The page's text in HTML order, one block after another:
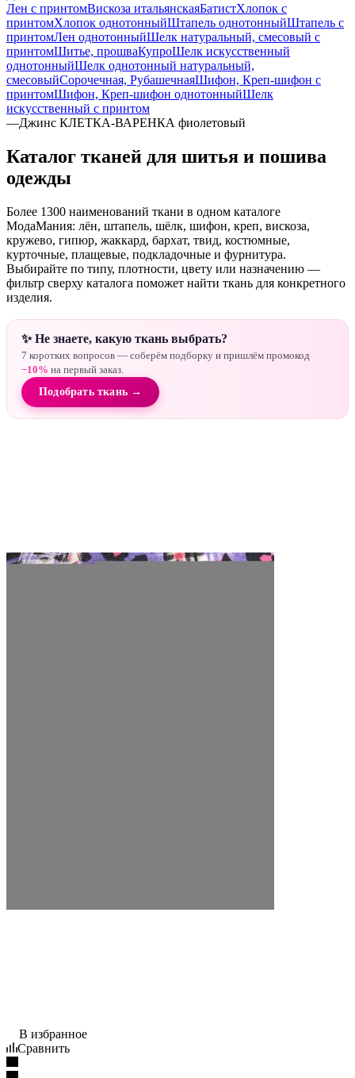
Лен с принтомВискоза итальянскаяБатистХлопок с
принтомХлопок однотонныйШтапель однотонныйШтапель с
принтомЛен однотонныйШелк натуральный, смесовый с
принтомШитье, прошваКупроШелк искусственный
однотонныйШелк однотонный натуральный,
смесовыйСорочечная, РубашечнаяШифон, Креп-шифон с
принтомШифон, Креп-шифон однотонныйШелк
искусственный с принтом
—Джинс КЛЕТКА-ВАРЕНКА фиолетовый
Каталог тканей для шитья и пошива
одежды
Более 1300 наименований ткани в одном каталоге
МодаМания: лён, штапель, шёлк, шифон, креп, вискоза,
кружево, гипюр, жаккард, бархат, твид, костюмные,
курточные, плащевые, подкладочные и фурнитура.
Выбирайте по типу, плотности, цвету или назначению —
фильтр сверху каталога поможет найти ткань для конкретного
изделия.
✨ Не знаете, какую ткань выбрать?
7 коротких вопросов — соберём подборку и пришлём промокод
−10% на первый заказ.
Подобрать ткань →
В избранное
Сравнить